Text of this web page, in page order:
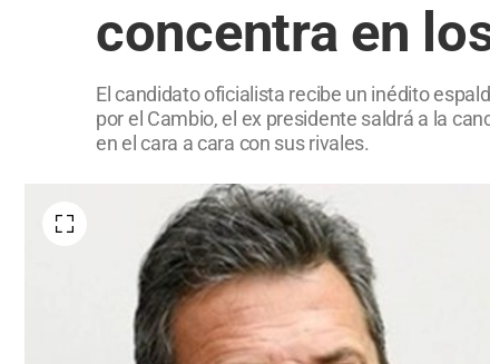
concentra en
El candidato oficialista recibe un inédito
por el Cambio, el ex presidente saldrá a la
en el cara a cara con sus rivales.